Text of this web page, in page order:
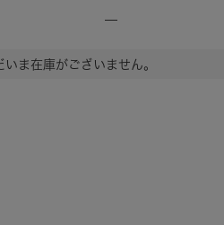
—
ま在庫がございません。